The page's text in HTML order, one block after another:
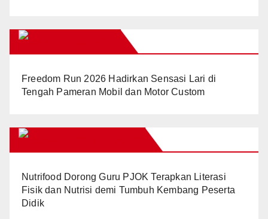
Freedom Run 2026 Hadirkan Sensasi Lari di
Tengah Pameran Mobil dan Motor Custom
Nutrifood Dorong Guru PJOK Terapkan Literasi
Fisik dan Nutrisi demi Tumbuh Kembang Peserta
Didik